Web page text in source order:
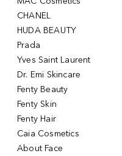
CHANEL
HUDA BEAUTY
Prada
Yves Saint Laurent
Dr. Emi Skincare
Fenty Beauty
Fenty Skin
Fenty Hair
Caia Cosmetics
About Face